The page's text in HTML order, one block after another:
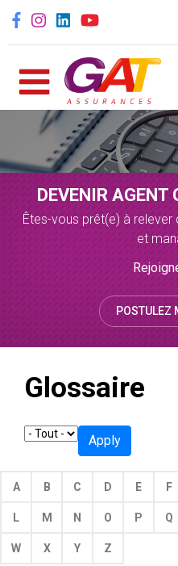
Social menu
DEVENIR AGENT
Êtes-vous prêt(e) à
et
POSTULEZ
Glossaire
Apply
A B C D E F
L M N O P Q
W X Y Z